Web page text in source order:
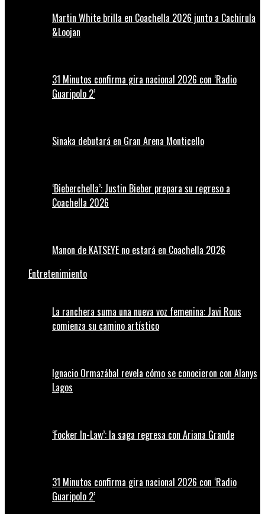
Martin White brilla en Coachella 2026 junto a Cachirula
&Loojan
31 Minutos confirma gira nacional 2026 con ‘Radio
Guaripolo 2’
Sinaka debutará en Gran Arena Monticello
‘Bieberchella’: Justin Bieber prepara su regreso a
Coachella 2026
Manon de KATSEYE no estará en Coachella 2026
Entretenimiento
La ranchera suma una nueva voz femenina: Javi Rous
comienza su camino artístico
Ignacio Ormazábal revela cómo se conocieron con Alanys
Lagos
‘Focker In-Law’: la saga regresa con Ariana Grande
31 Minutos confirma gira nacional 2026 con ‘Radio
Guaripolo 2’